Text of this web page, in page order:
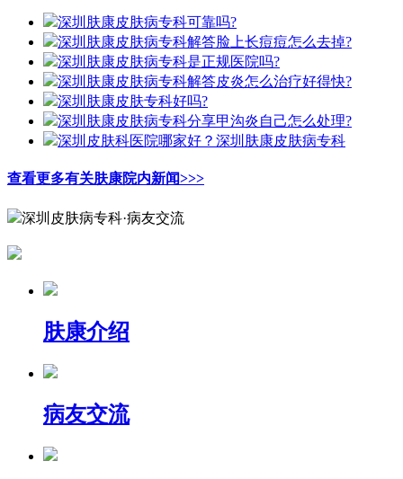
深圳肤康皮肤病专科可靠吗?
深圳肤康皮肤病专科解答脸上长痘痘怎么去掉?
深圳肤康皮肤病专科是正规医院吗?
深圳肤康皮肤病专科解答皮炎怎么治疗好得快?
深圳肤康皮肤专科好吗?
深圳肤康皮肤病专科分享甲沟炎自己怎么处理?
深圳皮肤科医院哪家好？深圳肤康皮肤病专科
查看更多有关肤康院内新闻>>>
深圳皮肤病专科·病友交流
肤康介绍
病友交流